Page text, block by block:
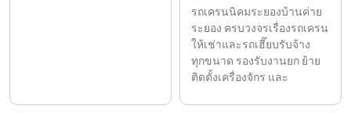
รถเครนนิคมระยองบ้านค่าย
ระยอง ครบวงจรเรื่องรถเครน
ให้เช่าและรถเฮี๊ยบรับจ้าง
ทุกขนาด รองรับงานยก ย้าย
ติดตั้งเครื่องจักร และ